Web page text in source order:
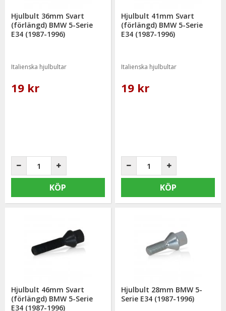
Hjulbult 36mm Svart
(förlängd) BMW 5-Serie
E34 (1987-1996)
Italienska hjulbultar
19 kr
KÖP
Hjulbult 41mm Svart
(förlängd) BMW 5-Serie
E34 (1987-1996)
Italienska hjulbultar
19 kr
KÖP
Hjulbult 46mm Svart
(förlängd) BMW 5-Serie
E34 (1987-1996)
Hjulbult 28mm BMW 5-
Serie E34 (1987-1996)